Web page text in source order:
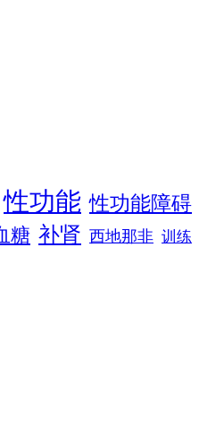
性功能 性功能障碍
糖 补肾 西地那非 训练